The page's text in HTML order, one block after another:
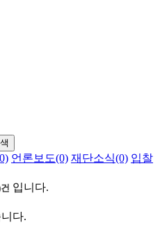
언론보도(0) 재단소식(0) 입찰
입니다.
다.